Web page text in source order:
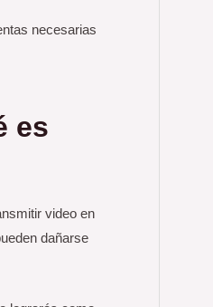
necesarias
es
video en
dañarse